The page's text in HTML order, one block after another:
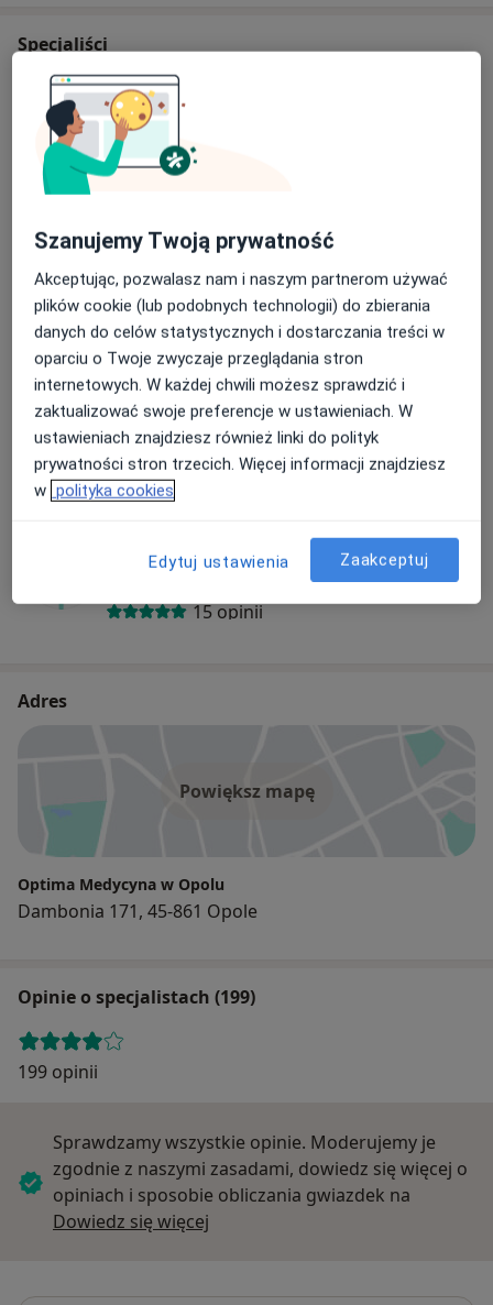
z POZ Ośrodkiem Zdrowia w Chróścinie i dużą
Poradnią Kardiologiczną w Opolu przy ul. Kośnego 8.
W 2019 roku przenieśliśmy POZ i nocną opiekę w Nysie
do budynku w samym centrum miasta – ul. Bracka 1,
gdzie oprócz POZ jest już szereg różnych specjalistów,
Stworzyliśmy nasze przychodnie na miarę XXI wieku,
zbudowaliśmy zespół pracowników, którzy z
pewnością wyróżniają się zaangażowaniem i pełnym
profesjonalizmem w podejściu do naszych Pacjentów.
Optima z łaciny oznacza dążenie do optimum, czegoś
najlepszego. Zgodnie z tą zasadą od samego początku
kładziemy ogromny nacisk na jakość świadczonych
Od 2005 roku Optima realizuje świadczenia Nocnej i
Świątecznej Opieki Zdrowotnej -najpierw w powiatach
Specjaliści
Internista
Agata Lucyna Jachym-Zamojska
Internista, Reumatolog
2 opinie
Karina Konieczna
Internista, Reumatolog
Marek Kania
15 opinii
Adres
Powiększ mapę
Optima Medycyna w Opolu
Dambonia 171, 45-861 Opole
Opinie o specjalistach (199)
199 opinii
Sprawdzamy wszystkie opinie. Moderujemy je
zgodnie z naszymi zasadami, dowiedz się więcej o
opiniach i sposobie obliczania gwiazdek na
Dowiedz się więcej
Szanujemy Twoją prywatność
Akceptując, pozwalasz nam i naszym partnerom używać
plików cookie (lub podobnych technologii) do zbierania
danych do celów statystycznych i dostarczania treści w
oparciu o Twoje zwyczaje przeglądania stron
internetowych. W każdej chwili możesz sprawdzić i
zaktualizować swoje preferencje w ustawieniach. W
ustawieniach znajdziesz również linki do polityk
prywatności stron trzecich. Więcej informacji znajdziesz
w polityka cookies
Edytuj ustawienia Zaakceptuj